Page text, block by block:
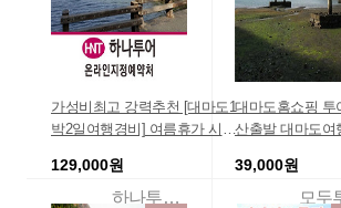
가성비최고 강력추천 [대마도1
박2일여행경비] 여름휴가 시원
추천/가볼만한 여행지추천 일
129,000원
하나투어온라인지정예약처
대마도홈쇼핑 투
산출발 대마도여
이즈하라 당일
광+중식+가이드
39,000원